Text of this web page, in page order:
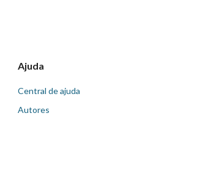
Ajuda
Central de ajuda
Autores